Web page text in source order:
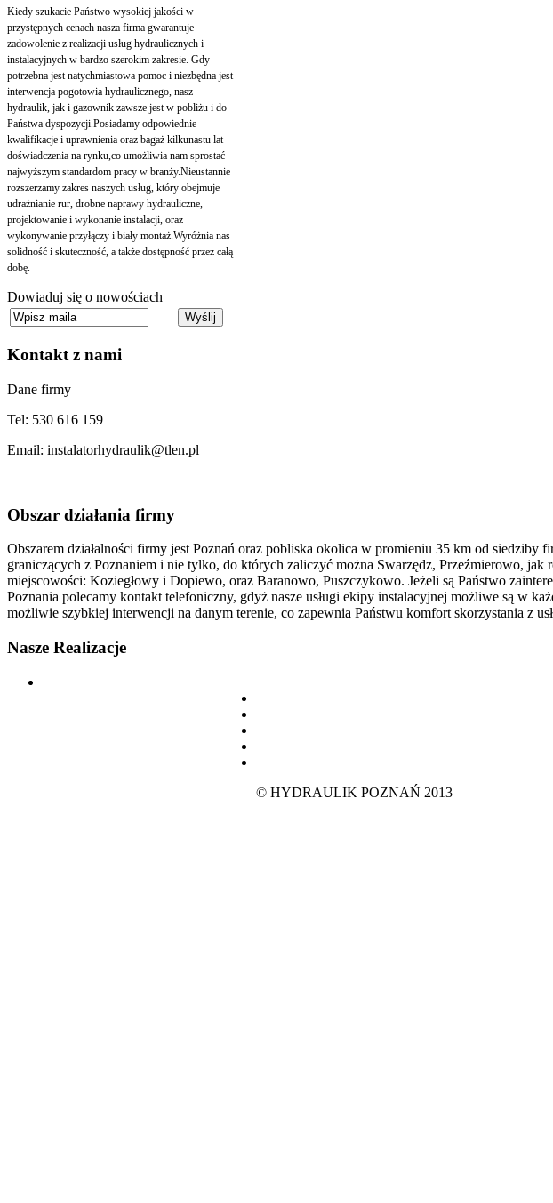
Kiedy szukacie Państwo wysokiej jakości w
przystępnych cenach nasza firma gwarantuje
zadowolenie z realizacji usług hydraulicznych i
instalacyjnych w bardzo szerokim zakresie. Gdy
potrzebna jest natychmiastowa pomoc i niezbędna jest
interwencja pogotowia hydraulicznego, nasz
hydraulik, jak i gazownik zawsze jest w pobliżu i do
Państwa dyspozycji.Posiadamy odpowiednie
kwalifikacje i uprawnienia oraz bagaż kilkunastu lat
doświadczenia na rynku,co umożliwia nam sprostać
najwyższym standardom pracy w branży.Nieustannie
rozszerzamy zakres naszych usług, który obejmuje
udrażnianie rur, drobne naprawy hydrauliczne,
projektowanie i wykonanie instalacji, oraz
wykonywanie przyłączy i biały montaż.Wyróżnia nas
solidność i skuteczność, a także dostępność przez całą
dobę.
Dowiaduj się o nowościach
Kontaktz nami
Dane firmy
Tel: 530 616 159
Email: instalatorhydraulik@tlen.pl
Obszar działania firmy
Obszarem działalności firmy jest Poznań oraz pobliska okolica w promieniu 35 km od siedziby
graniczących z Poznaniem i nie tylko, do których zaliczyć można Swarzędz, Przeźmierowo,
miejscowości: Koziegłowy i Dopiewo, oraz Baranowo, Puszczykowo. Jeżeli są Państwo
Poznania polecamy kontakt telefoniczny, gdyż nasze usługi ekipy instalacyjnej możliwe są w
możliwie szybkiej interwencji na danym terenie, co zapewnia Państwu komfort skorzystania z
Nasze Realizacje
© HYDRAULIK POZNAŃ 2013